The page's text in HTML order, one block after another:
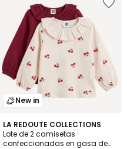
New in
LA REDOUTE COLLECTIONS
Lote de 2 camisetas
confeccionadas en gasa de